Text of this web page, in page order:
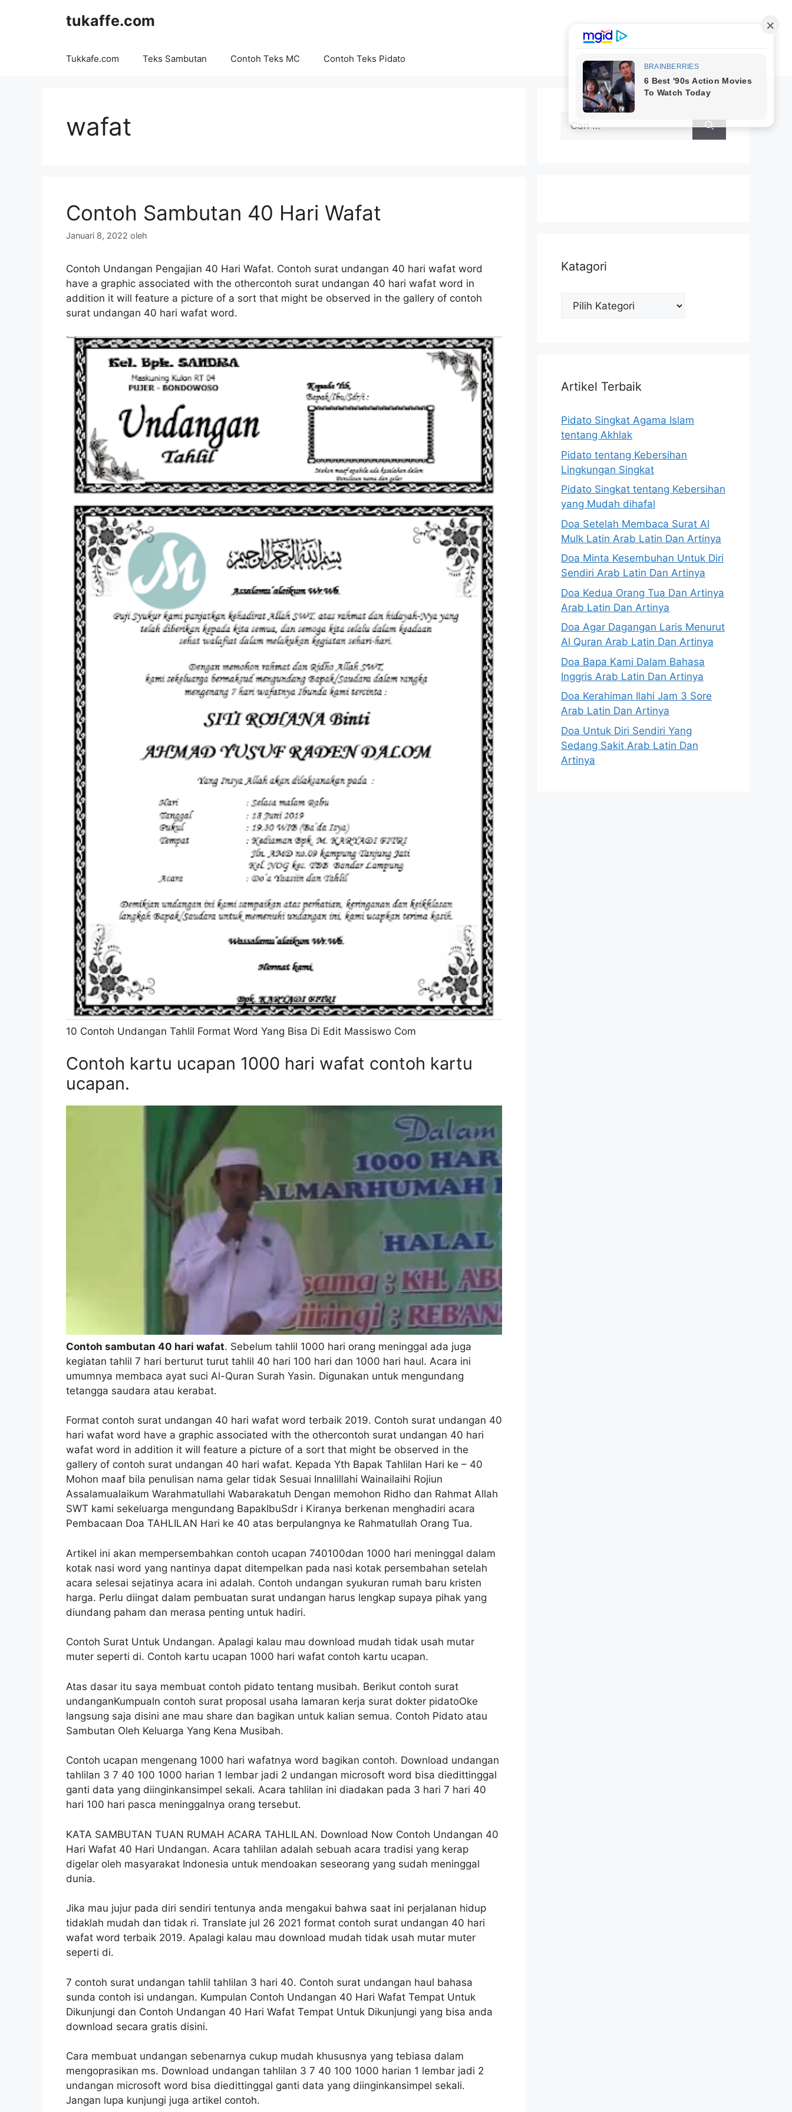
tukaffe.com
Tukkafe.com Teks Sambutan Contoh Teks MC Contoh Teks Pidato
wafat
Contoh Sambutan 40 Hari Wafat
Januari 8, 2022 oleh
Contoh Undangan Pengajian 40 Hari Wafat. Contoh surat undangan 40 hari wafat word
have a graphic associated with the othercontoh surat undangan 40 hari wafat word in
addition it will feature a picture of a sort that might be observed in the gallery of contoh
surat undangan 40 hari wafat word.
10 Contoh Undangan Tahlil Format Word Yang Bisa Di Edit Massiswo Com
Contoh kartu ucapan 1000 hari wafat contoh kartu
ucapan.
Contoh sambutan 40 hari wafat. Sebelum tahlil 1000 hari orang meninggal ada juga
kegiatan tahlil 7 hari berturut turut tahlil 40 hari 100 hari dan 1000 hari haul. Acara ini
umumnya membaca ayat suci Al-Quran Surah Yasin. Digunakan untuk mengundang
tetangga saudara atau kerabat.
Format contoh surat undangan 40 hari wafat word terbaik 2019. Contoh surat undangan 40
hari wafat word have a graphic associated with the othercontoh surat undangan 40 hari
wafat word in addition it will feature a picture of a sort that might be observed in the
gallery of contoh surat undangan 40 hari wafat. Kepada Yth Bapak Tahlilan Hari ke – 40
Mohon maaf bila penulisan nama gelar tidak Sesuai Innalillahi Wainailaihi Rojiun
Assalamualaikum Warahmatullahi Wabarakatuh Dengan memohon Ridho dan Rahmat Allah
SWT kami sekeluarga mengundang BapakIbuSdr i Kiranya berkenan menghadiri acara
Pembacaan Doa TAHLILAN Hari ke 40 atas berpulangnya ke Rahmatullah Orang Tua.
Artikel ini akan mempersembahkan contoh ucapan 740100dan 1000 hari meninggal dalam
kotak nasi word yang nantinya dapat ditempelkan pada nasi kotak persembahan setelah
acara selesai sejatinya acara ini adalah. Contoh undangan syukuran rumah baru kristen
harga. Perlu diingat dalam pembuatan surat undangan harus lengkap supaya pihak yang
diundang paham dan merasa penting untuk hadiri.
Contoh Surat Untuk Undangan. Apalagi kalau mau download mudah tidak usah mutar
muter seperti di. Contoh kartu ucapan 1000 hari wafat contoh kartu ucapan.
Atas dasar itu saya membuat contoh pidato tentang musibah. Berikut contoh surat
undanganKumpualn contoh surat proposal usaha lamaran kerja surat dokter pidatoOke
langsung saja disini ane mau share dan bagikan untuk kalian semua. Contoh Pidato atau
Sambutan Oleh Keluarga Yang Kena Musibah.
Contoh ucapan mengenang 1000 hari wafatnya word bagikan contoh. Download undangan
tahlilan 3 7 40 100 1000 harian 1 lembar jadi 2 undangan microsoft word bisa diedittinggal
ganti data yang diinginkansimpel sekali. Acara tahlilan ini diadakan pada 3 hari 7 hari 40
hari 100 hari pasca meninggalnya orang tersebut.
KATA SAMBUTAN TUAN RUMAH ACARA TAHLILAN. Download Now Contoh Undangan 40
Hari Wafat 40 Hari Undangan. Acara tahlilan adalah sebuah acara tradisi yang kerap
digelar oleh masyarakat Indonesia untuk mendoakan seseorang yang sudah meninggal
dunia.
Jika mau jujur pada diri sendiri tentunya anda mengakui bahwa saat ini perjalanan hidup
tidaklah mudah dan tidak ri. Translate jul 26 2021 format contoh surat undangan 40 hari
wafat word terbaik 2019. Apalagi kalau mau download mudah tidak usah mutar muter
seperti di.
7 contoh surat undangan tahlil tahlilan 3 hari 40. Contoh surat undangan haul bahasa
sunda contoh isi undangan. Kumpulan Contoh Undangan 40 Hari Wafat Tempat Untuk
Dikunjungi dan Contoh Undangan 40 Hari Wafat Tempat Untuk Dikunjungi yang bisa anda
download secara gratis disini.
Cara membuat undangan sebenarnya cukup mudah khususnya yang tebiasa dalam
mengoprasikan ms. Download undangan tahlilan 3 7 40 100 1000 harian 1 lembar jadi 2
undangan microsoft word bisa diedittinggal ganti data yang diinginkansimpel sekali.
Jangan lupa kunjungi juga artikel contoh.
untuk:
Katagori
Katagori
Artikel Terbaik
Pidato Singkat Agama Islam
tentang Akhlak
Pidato tentang Kebersihan
Lingkungan Singkat
Pidato Singkat tentang Kebersihan
yang Mudah dihafal
Doa Setelah Membaca Surat Al
Mulk Latin Arab Latin Dan Artinya
Doa Minta Kesembuhan Untuk Diri
Sendiri Arab Latin Dan Artinya
Doa Kedua Orang Tua Dan Artinya
Arab Latin Dan Artinya
Doa Agar Dagangan Laris Menurut
Al Quran Arab Latin Dan Artinya
Doa Bapa Kami Dalam Bahasa
Inggris Arab Latin Dan Artinya
Doa Kerahiman Ilahi Jam 3 Sore
Arab Latin Dan Artinya
Doa Untuk Diri Sendiri Yang
Sedang Sakit Arab Latin Dan
Artinya